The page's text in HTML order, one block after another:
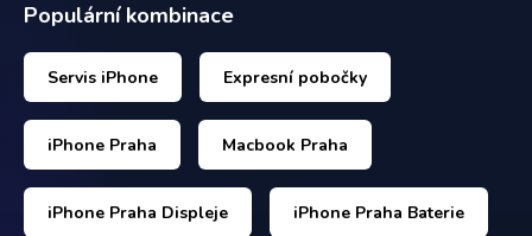
Populární kombinace
Servis iPhone Expresní pobočky
iPhone Praha Macbook Praha
iPhone Praha Displeje iPhone Praha Baterie